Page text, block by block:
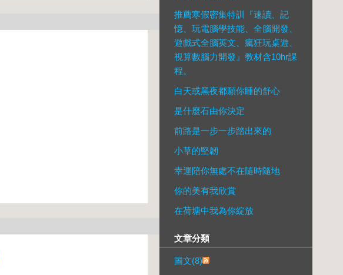
推薦寒假密集特訓『速讀、記
憶、玩電腦學技能、全腦開發、
遊戲式全腦英文、瘋狂玩桌遊、
視算數腦力開發』教材含10hr課
程。
白天或黑夜都願你睡的舒心
是什麼石由你決定
前路是一步一步踏出來的
小草的堅韌
幸運陪你無處不在隨時隨地
你的美有我欣賞
在荷塘中我為你綻放
文章分類
圖文(8)